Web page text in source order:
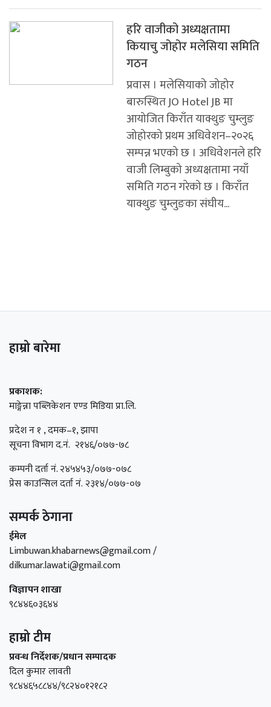
हरि वाजीको अध्यक्षतामा
कियाचु जोहोर मलेसिया समिति
गठन
प्रवास । मलेसियाको जोहोर
बारुस्थित JO Hotel JB मा
आयोजित किराँत याक्थुङ चुम्लुङ
जोहोरको प्रथम अधिवेशन–२०२६
सम्पन्न भएको छ । अधिवेशनले हरि
वाजी लिम्बुको अध्यक्षतामा नयाँ
समिति गठन गरेको छ । किराँत
याक्थुङ चुम्लुङका संघीय...
हाम्रो बारेमा
प्रकाशक:
माङ्गेन्ना पब्लिकेशन एण्ड मिडिया प्रा.लि.
प्रदेश न १ , दमक–१, झापा
सूचना विभाग द.नं. २१४६/०७७-७८
कम्पनी दर्ता नं. २४५४५३/०७७-०७८
प्रेस काउन्सिल दर्ता नं. २३१४/०७७-०७
सम्पर्क ठेगाना
ईमेल
Limbuwan.khabarnews@gmail.com /
dilkumar.lawati@gmail.com
विज्ञापन शाखा
९८४४६०३६४४
हाम्रो टीम
प्रवन्ध निर्देशक/प्रधान सम्पादक
दिल कुमार लावती
९८४४६५८८४४/९८२४०१२१८२